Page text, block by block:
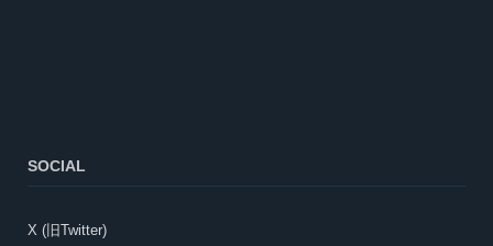
SOCIAL
X (旧Twitter)